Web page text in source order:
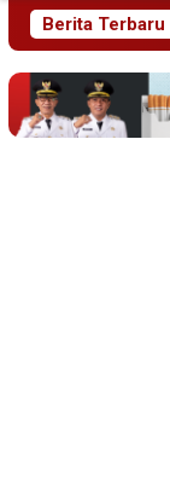
Berita Terbaru
Krisis Kemarau